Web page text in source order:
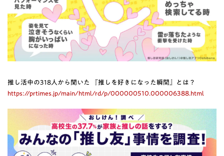
推し活中の318人から聞いた 『推しを好きになった瞬間』とは？
https://prtimes.jp/main/html/rd/p/000000510.000006388.html